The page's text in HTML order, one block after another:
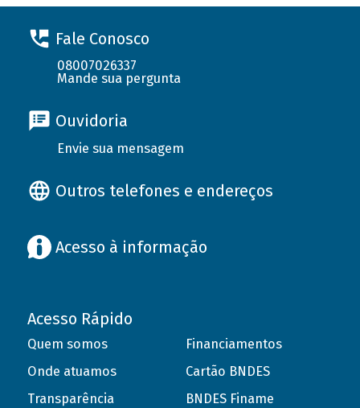
Fale Conosco
08007026337
Mande sua pergunta
Ouvidoria
Envie sua mensagem
Outros telefones e endereços
Acesso à informação
Acesso Rápido
Quem somos
Onde atuamos
Transparência
Financiamentos
Cartão BNDES
BNDES Finame